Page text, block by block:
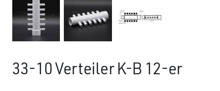
33-10 Verteiler K-B 12-er